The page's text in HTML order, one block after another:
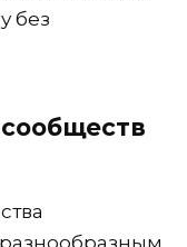
без